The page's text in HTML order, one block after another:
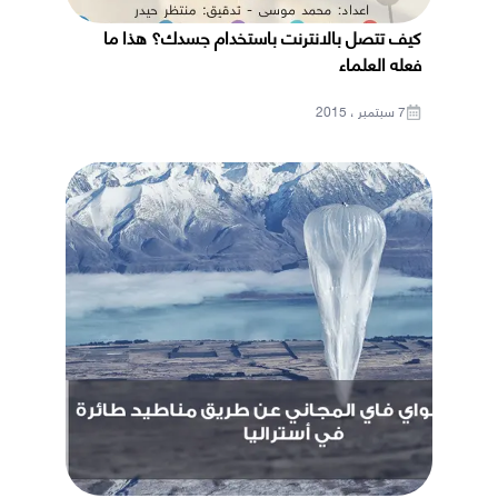
كيف تتصل بالانترنت باستخدام جسدك؟ هذا ما
فعله العلماء
7 سبتمبر ، 2015